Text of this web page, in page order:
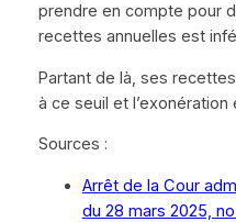
prendre en compte pour
recettes annuelles est
Partant de là, ses
à ce seuil et
Sources :
Arrêt de la Cour
du 28 mars 2025,